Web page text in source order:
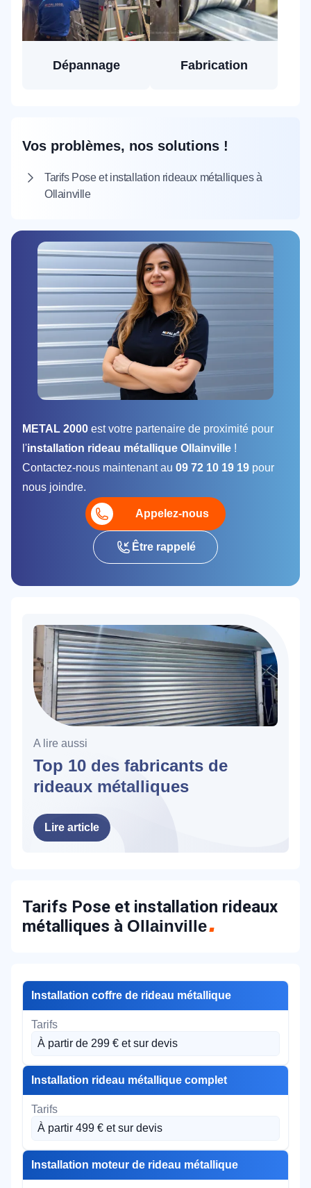
Dépannage Fabrication
Vos problèmes, nos solutions !
Tarifs Pose et installation rideaux métalliques à
Ollainville
METAL 2000 est votre partenaire de proximité pour
l'installation rideau métallique Ollainville !
Contactez-nous maintenant au 09 72 10 19 19 pour
nous joindre.
Appelez-nous
Être rappelé
A lire aussi
Top 10 des fabricants de
rideaux métalliques
Lire article
Tarifs Pose et installation rideaux
métalliques à Ollainville
Installation coffre de rideau métallique
À partir de 299 € et sur devis
Installation rideau métallique complet
À partir 499 € et sur devis
Installation moteur de rideau métallique